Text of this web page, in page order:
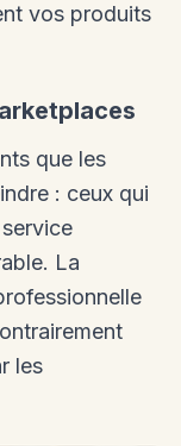
vos produits
que les
: ceux qui
La
les